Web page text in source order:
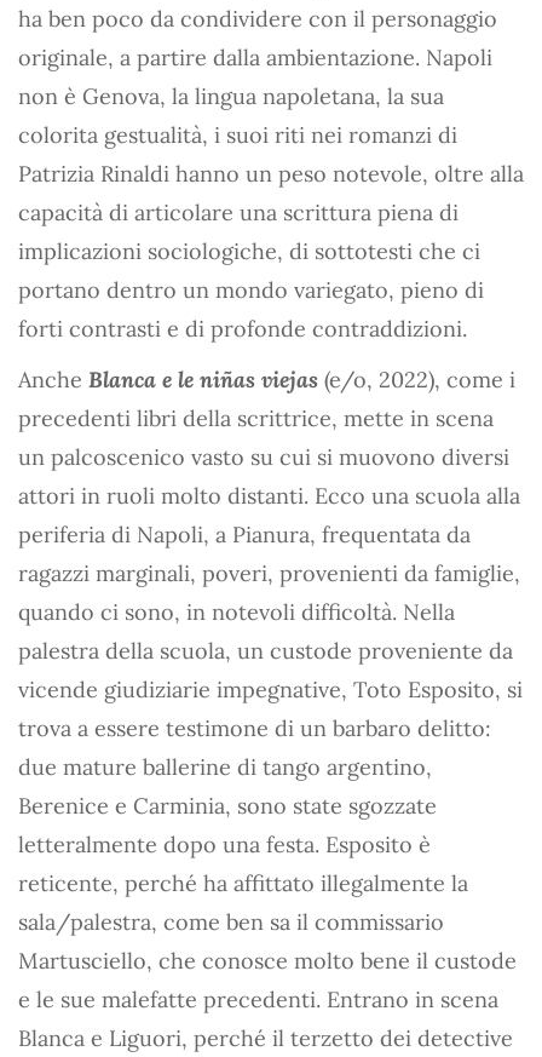
ha ben poco da condividere con il personaggio
originale, a partire dalla ambientazione. Napoli
non è Genova, la lingua napoletana, la sua
colorita gestualità, i suoi riti nei romanzi di
Patrizia Rinaldi hanno un peso notevole, oltre alla
capacità di articolare una scrittura piena di
implicazioni sociologiche, di sottotesti che ci
portano dentro un mondo variegato, pieno di
forti contrasti e di profonde contraddizioni.
Anche Blanca e le niñas viejas (e/o, 2022), come i
precedenti libri della scrittrice, mette in scena
un palcoscenico vasto su cui si muovono diversi
attori in ruoli molto distanti. Ecco una scuola alla
periferia di Napoli, a Pianura, frequentata da
ragazzi marginali, poveri, provenienti da famiglie,
quando ci sono, in notevoli difficoltà. Nella
palestra della scuola, un custode proveniente da
vicende giudiziarie impegnative, Toto Esposito, si
trova a essere testimone di un barbaro delitto:
due mature ballerine di tango argentino,
Berenice e Carminia, sono state sgozzate
letteralmente dopo una festa. Esposito è
reticente, perché ha affittato illegalmente la
sala/palestra, come ben sa il commissario
Martusciello, che conosce molto bene il custode
e le sue malefatte precedenti. Entrano in scena
Blanca e Liguori, perché il terzetto dei detective